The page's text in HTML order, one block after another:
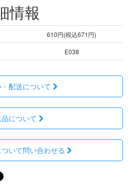
情報
610円(税込671円)
E038
配送について
について
いて問い合わせる